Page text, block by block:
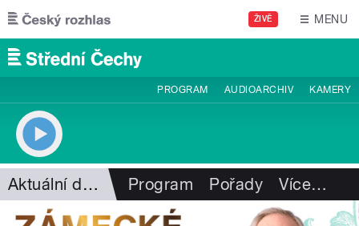
Přejít k hlavnímu obsahu
ŽIVĚ MENU
PROGRAM AUDIOARCHIV KAMERY
Aktuální dění Program Pořady Více…